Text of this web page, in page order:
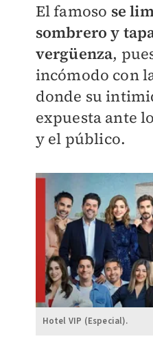
El famoso se
sombrero y
vergüenza,
incómodo con
donde su
expuesta ante
y el público.
Hotel VIP (Especial).